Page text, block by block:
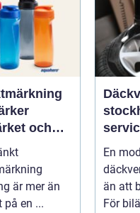
och
vardagen
är mer än
på en ...
mil
En
än att
För